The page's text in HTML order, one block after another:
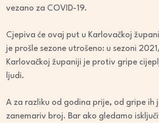
vezano za COVID-19.
Cjepiva će ovaj put u Karlovačkoj
je prošle sezone utrošeno: u sezoni
Karlovačkoj županiji je protiv gripe
ljudi.
A za razliku od godina prije, od gripe ih
zanemariv broj. Bar ako gledamo